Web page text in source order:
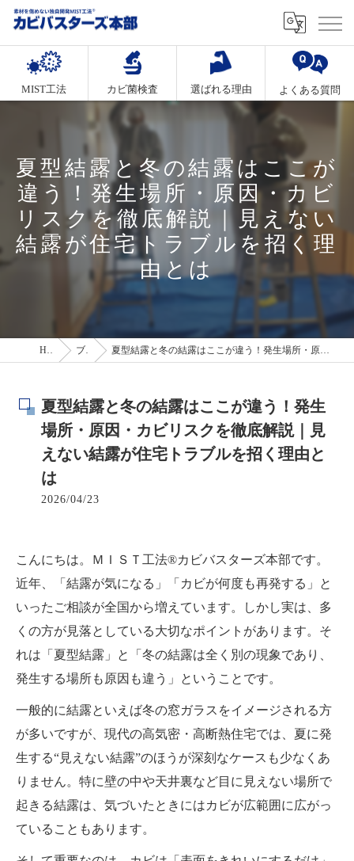
MIST工法 カビ菌検査 選ばれる理由 よくある質問
夏型結露と冬の結露はここが
違う！発生場所・原因・カビ
リスクを徹底解説｜見えない
結露が住宅トラブルを招く理
由とは
HOME ブログ 夏型結露と冬の結露はここが違う！発生場所・原因・カビリスクを徹底解説｜見えない結露が住宅トラブルを招く理由とは
夏型結露と冬の結露はここが違う！発生
場所・原因・カビリスクを徹底解説｜見
えない結露が住宅トラブルを招く理由と
は
2026/04/23
こんにちは。ＭＩＳＴ工法®カビバスターズ本部です。
近年、「結露が気になる」「カビが何度も再発する」と
いったご相談が全国から増えています。しかし実は、多
くの方が見落としている大切なポイントがあります。そ
れは「夏型結露」と「冬の結露は全く別の現象であり、
発生する場所も原因も違う」ということです。
一般的に結露といえば冬の窓ガラスをイメージされる方
が多いですが、現代の高気密・高断熱住宅では、夏に発
生する“見えない結露”のほうが深刻なケースも少なくあ
りません。特に壁の中や天井裏など目に見えない場所で
起きる結露は、気づいたときにはカビが広範囲に広がっ
ていることもあります。